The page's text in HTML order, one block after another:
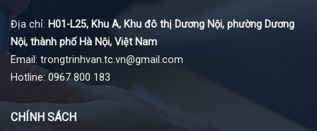
Địa chỉ: H01-L25, Khu A, Khu đô thị Dương Nội, phường Dương
Nội, thành phố Hà Nội, Việt Nam
Email: trongtrinhvan.tc.vn@gmail.com
Hotline: 0967 800 183
CHÍNH SÁCH